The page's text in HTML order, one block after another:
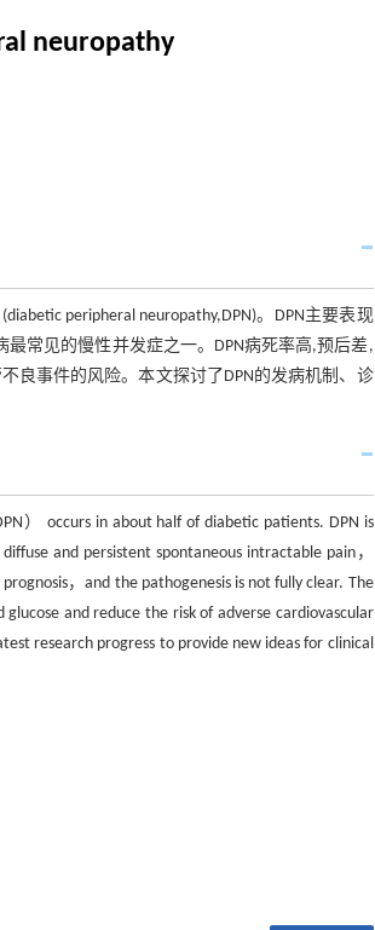
neuropathy
peripheral neuropathy,DPN)。DPN主要表现
常见的慢性并发症之一。DPN病死率高,预后差,
良事件的风险。本文探讨了DPN的发病机制、诊
） occurs in about half of diabetic patients. DPN is
and persistent spontaneous intractable pain，
，and the pathogenesis is not fully clear. The
and reduce the risk of adverse cardiovascular
research progress to provide new ideas for clinical